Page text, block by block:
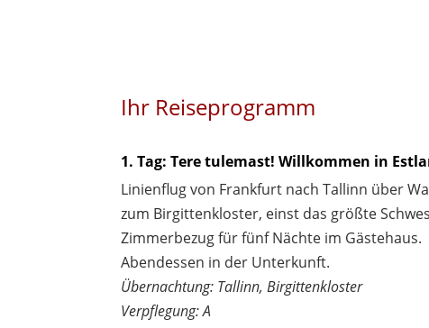
Ihr Reiseprogramm
1. Tag: Tere tulemast! Willkommen in
Linienflug von Frankfurt nach Tallinn über
zum Birgittenkloster, einst das größte
Zimmerbezug für fünf Nächte im Gästehaus.
Abendessen in der Unterkunft.
Übernachtung: Tallinn, Birgittenkloster
Verpflegung: A